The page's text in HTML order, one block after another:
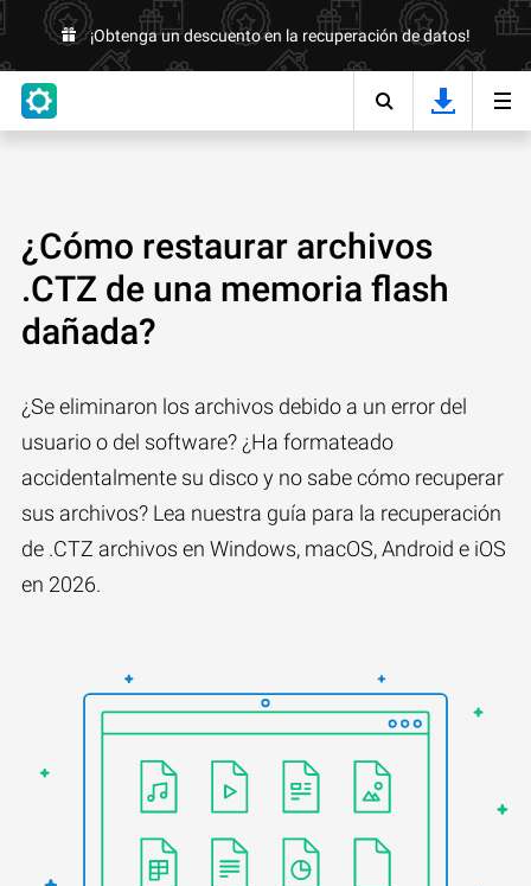
¡Obtenga un descuento en la recuperación de datos!
¿Cómo restaurar archivos
.CTZ de una memoria flash
dañada?
¿Se eliminaron los archivos debido a un error del
usuario o del software? ¿Ha formateado
accidentalmente su disco y no sabe cómo recuperar
sus archivos? Lea nuestra guía para la recuperación
de .CTZ archivos en Windows, macOS, Android e iOS
en 2026.